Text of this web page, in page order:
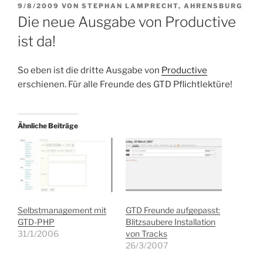
VERÖFFENTLICHT
AM
9/8/2009 VON STEPHAN LAMPRECHT, AHRENSBURG
Die neue Ausgabe von Productive
ist da!
So eben ist die dritte Ausgabe von Productive
erschienen. Für alle Freunde des GTD Pflichtlektüre!
Ähnliche Beiträge
Selbstmanagement mit
GTD-PHP
31/1/2006
GTD Freunde aufgepasst:
Blitzsaubere Installation
von Tracks
26/3/2007